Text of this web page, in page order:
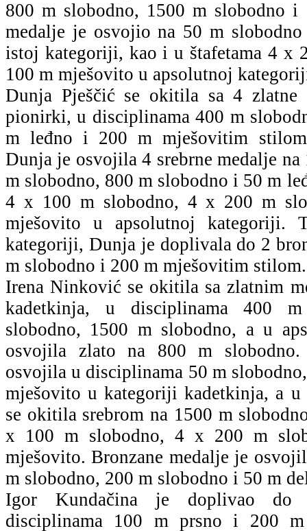
800 m slobodno, 1500 m slobodno i
medalje je osvojio na 50 m
istoj kategoriji, kao i u štafetama 4 x
100 m mješovito u apsolutnoj
Dunja Pješčić se okitila sa 4 zlatne
pionirki, u disciplinama 400 m
m leđno i 200 m mješovitim
Dunja je osvojila 4 srebrne medalje
m slobodno, 800 m slobodno i 50 m
4 x 100 m slobodno, 4 x 200 m
mješovito u apsolutnoj kategoriji.
kategoriji, Dunja je doplivala do 2
m slobodno i 200 m mješovitim stilom.
Irena Ninković se okitila sa zlatnim
kadetkinja, u disciplinama 400
slobodno, 1500 m slobodno, a u
osvojila zlato na 800 m slobodno.
osvojila u disciplinama 50 m
mješovito u kategoriji kadetkinja, a
se okitila srebrom na 1500 m
x 100 m slobodno, 4 x 200 m
mješovito. Bronzane medalje je
m slobodno, 200 m slobodno i 50 m
Igor Kundačina je doplivao do
disciplinama 100 m prsno i 200